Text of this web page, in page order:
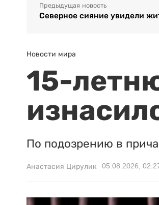
Предыдущая новость
Северное сияние увидели
Новости мира
15-
По подозрению в
Анастасия Цирулик 05.08.2026,